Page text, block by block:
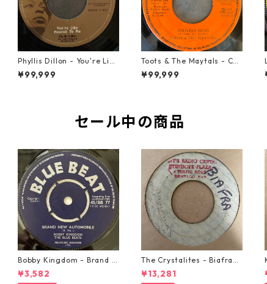
Phyllis Dillon - You're Like
Heaven To Me【7-21913】
¥99,999
Toots & The Maytals - Cou
ntry Road【7-21951】
¥99,999
セール中の商品
Bobby Kingdom - Brand N
ew Automobile【7-2088
9】
¥3,582
The Crystalites - Biafra
【7-21293】
¥13,281